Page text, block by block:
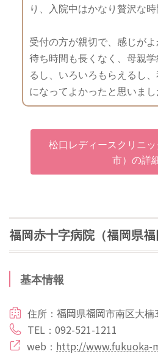
り、入院中はかなり贅沢な時
受付の方が親切で、感じが
待ち時間も長くなく、母親
るし、いろいろもらえるし
になってよかったと思いまし
松口レディースクリニ
市）の詳
福岡赤十字病院（福岡県福
基本情報
住所：福岡県福岡市南区大楠
TEL：092-521-1211
web： http://www.fukuoka-